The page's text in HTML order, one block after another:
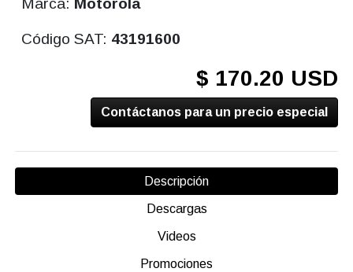
Marca: Motorola
Código SAT: 43191600
$ 170.20 USD
Contáctanos para un precio especial
Descripción
Descargas
Videos
Promociones